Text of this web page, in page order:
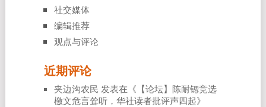
社交媒体
编辑推荐
观点与评论
近期评论
夹边沟农民 发表在《 【论坛】陈耐锶竞选
檄文危言耸听，华社读者批评声四起》